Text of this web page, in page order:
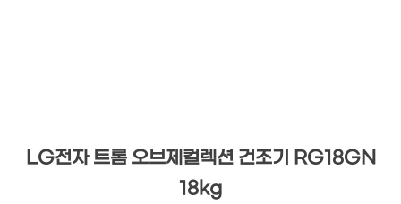
LG전자 트롬 오브제컬렉션 건조기 RG18GN
18kg